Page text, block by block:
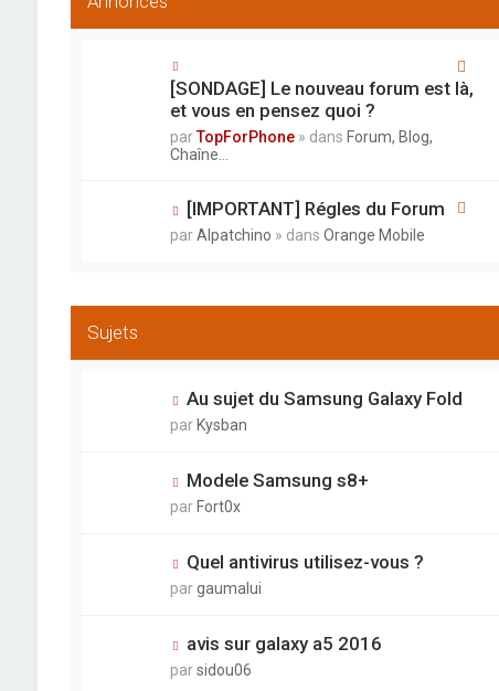
[SONDAGE] Le nouveau forum est là,
et vous en pensez quoi ?
parTopForPhone » dans Forum, Blog,
Chaîne...
[IMPORTANT] Régles du Forum
parAlpatchino » dans Orange Mobile
Sujets
Au sujet du Samsung Galaxy Fold
par Kysban
Modele Samsung s8+
par Fort0x
Quel antivirus utilisez-vous ?
pargaumalui
avis sur galaxy a5 2016
parsidou06